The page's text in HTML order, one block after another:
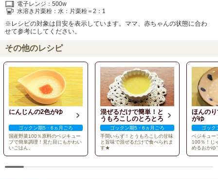
電子レンジ：500w
水溶き片栗粉：水：片栗粉＝2：1
※レシピの対象は目安を表示しています。ママ、赤ちゃんの状態に合わ
せて参考にしてください。
その他のレシピ
にんじんの2色がゆ
ゴックン期5・6ヵ月ごろ
国産野菜100％原料のベジキュー
ブで簡単調理！見た目にもかわい
いごはん。
混ぜるだけで簡単！と
うもろこしのとろとろ
ゴックン期5・6ヵ月ごろ
手間いらず！とうもろこしの甘味
と旨味で混ぜるだけで食べられま
す★
ほんの
がゆ
ゴック
ベジキュー
100％！じ
めるおかゆ